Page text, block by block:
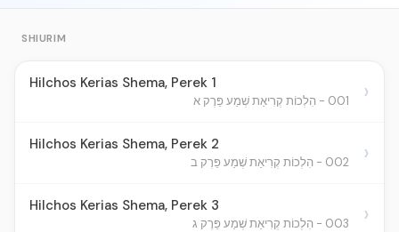
SHIURIM
Hilchos Kerias Shema, Perek 1
001 - הִלְכוֹת קְרִיאַת שְׁמַע פֵּרֶק א ›
Hilchos Kerias Shema, Perek 2
002 - הִלְכוֹת קְרִיאַת שְׁמַע פֵּרֶק ב ›
Hilchos Kerias Shema, Perek 3
003 - הִלְכוֹת קְרִיאַת שְׁמַע פֵּרֶק ג ›